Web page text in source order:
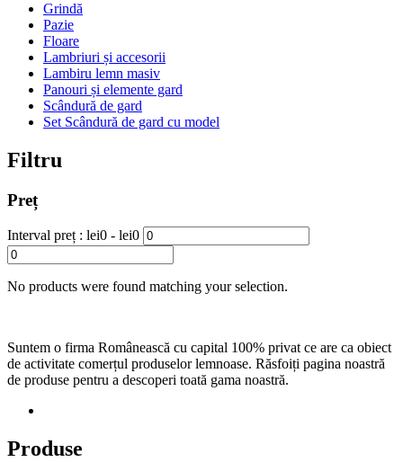
Grindă
Pazie
Floare
Lambriuri și accesorii
Lambiru lemn masiv
Panouri și elemente gard
Scândură de gard
Set Scândură de gard cu model
Filtru
Preț
Interval preț : lei0 - lei0
No products were found matching your selection.
Suntem o firma Românească cu capital 100% privat ce are ca obiect
de activitate comerțul produselor lemnoase. Răsfoiți pagina noastră
de produse pentru a descoperi toată gama noastră.
Produse